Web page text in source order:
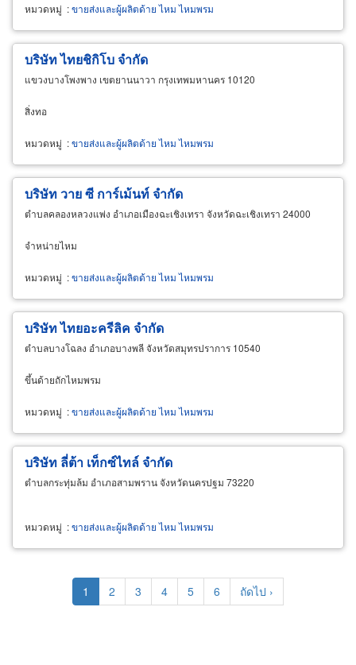
หมวดหมู่ :ขายส่งและผู้ผลิตด้าย ไหม ไหมพรม
บริษัท ไทยชิกิโบ จำกัด
แขวงบางโพงพาง เขตยานนาวา กรุงเทพมหานคร 10120
สิ่งทอ
หมวดหมู่ :ขายส่งและผู้ผลิตด้าย ไหม ไหมพรม
บริษัท วาย ซี การ์เม้นท์ จำกัด
ตำบลคลองหลวงแพ่ง อำเภอเมืองฉะเชิงเทรา จังหวัดฉะเชิงเทรา 24000
จำหน่ายไหม
หมวดหมู่ :ขายส่งและผู้ผลิตด้าย ไหม ไหมพรม
บริษัท ไทยอะครีลิค จำกัด
ตำบลบางโฉลง อำเภอบางพลี จังหวัดสมุทรปราการ 10540
ขึ้นด้ายถักไหมพรม
หมวดหมู่ :ขายส่งและผู้ผลิตด้าย ไหม ไหมพรม
บริษัท ลี่ต้า เท็กซ์ไทล์ จำกัด
ตำบลกระทุ่มล้ม อำเภอสามพราน จังหวัดนครปฐม 73220
หมวดหมู่ :ขายส่งและผู้ผลิตด้าย ไหม ไหมพรม
PaginationCurrent
page
1 Page
2 Page
3 Page
4 Page
5 Page
6
Next
page
ถัดไป ›